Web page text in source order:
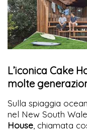
L’iconica Cake
molte
Sulla spiaggia
nel New South
House , chiamata